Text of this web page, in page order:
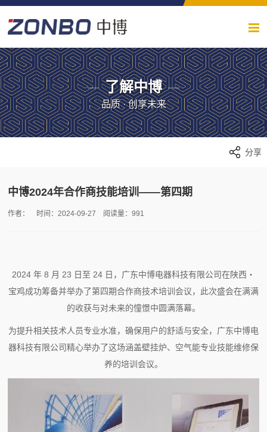
了解中博
品质 · 创享未来
分享
中博2024年合作商技能培训——第四期
作者： 时间：2024-09-27 阅读量：991
2024 年 8 月 23 日至 24 日，广东中博电器科技有限公司在陕西・
宝鸡成功筹备并举办了第四期合作商技术培训会议，此次盛会在满满
的收获与对未来的憧憬中圆满落幕。
为提升相关技术人员专业水准，确保用户的舒适与安全，广东中博电
器科技有限公司精心举办了这场涵盖壁挂炉、空气能专业技能维修保
养的培训会议。